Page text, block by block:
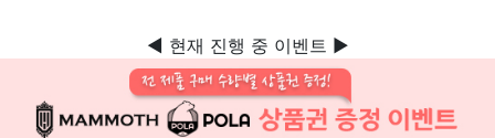
◀ 현재 진행 중 이벤트 ▶